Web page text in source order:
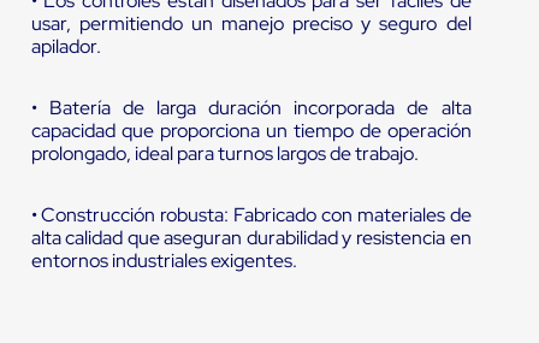
usar, permitiendo un manejo preciso y seguro del
apilador.
• Batería de larga duración incorporada de alta
capacidad que proporciona un tiempo de operación
prolongado, ideal para turnos largos de trabajo.
• Construcción robusta: Fabricado con materiales de
alta calidad que aseguran durabilidad y resistencia en
entornos industriales exigentes.